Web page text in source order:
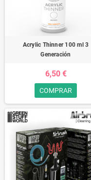
Acrylic Thinner 100 ml 3
Generación
6,50 €
COMPRAR